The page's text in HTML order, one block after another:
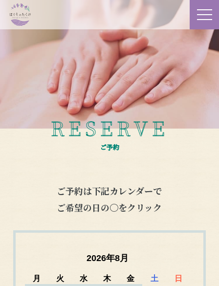
RESERVE
ご予約
ご予約は下記カレンダーで
ご希望の日の〇をクリック
2026年8月
月 火 水 木 金 土
日